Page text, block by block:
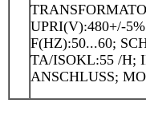
UPRI(V):480+/-
F(HZ):50...60;
TA/ISOKL:55 /H;
ANSCHLUSS;